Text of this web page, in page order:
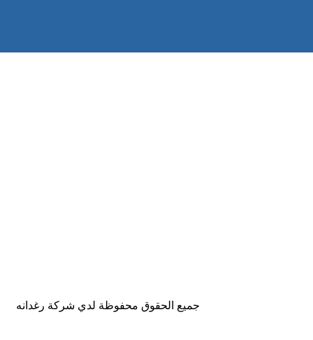
جميع الحقوق محفوظة لدي شركة رغدانه